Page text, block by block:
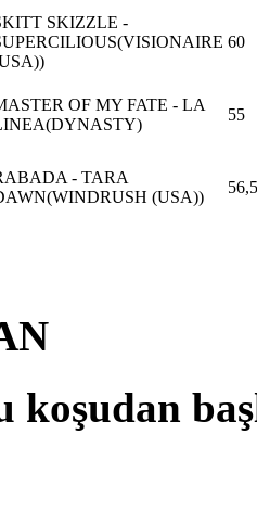
SKIZZLE -
60
OF MY FATE - LA
55
- TARA
(USA))
56,5
koşudan